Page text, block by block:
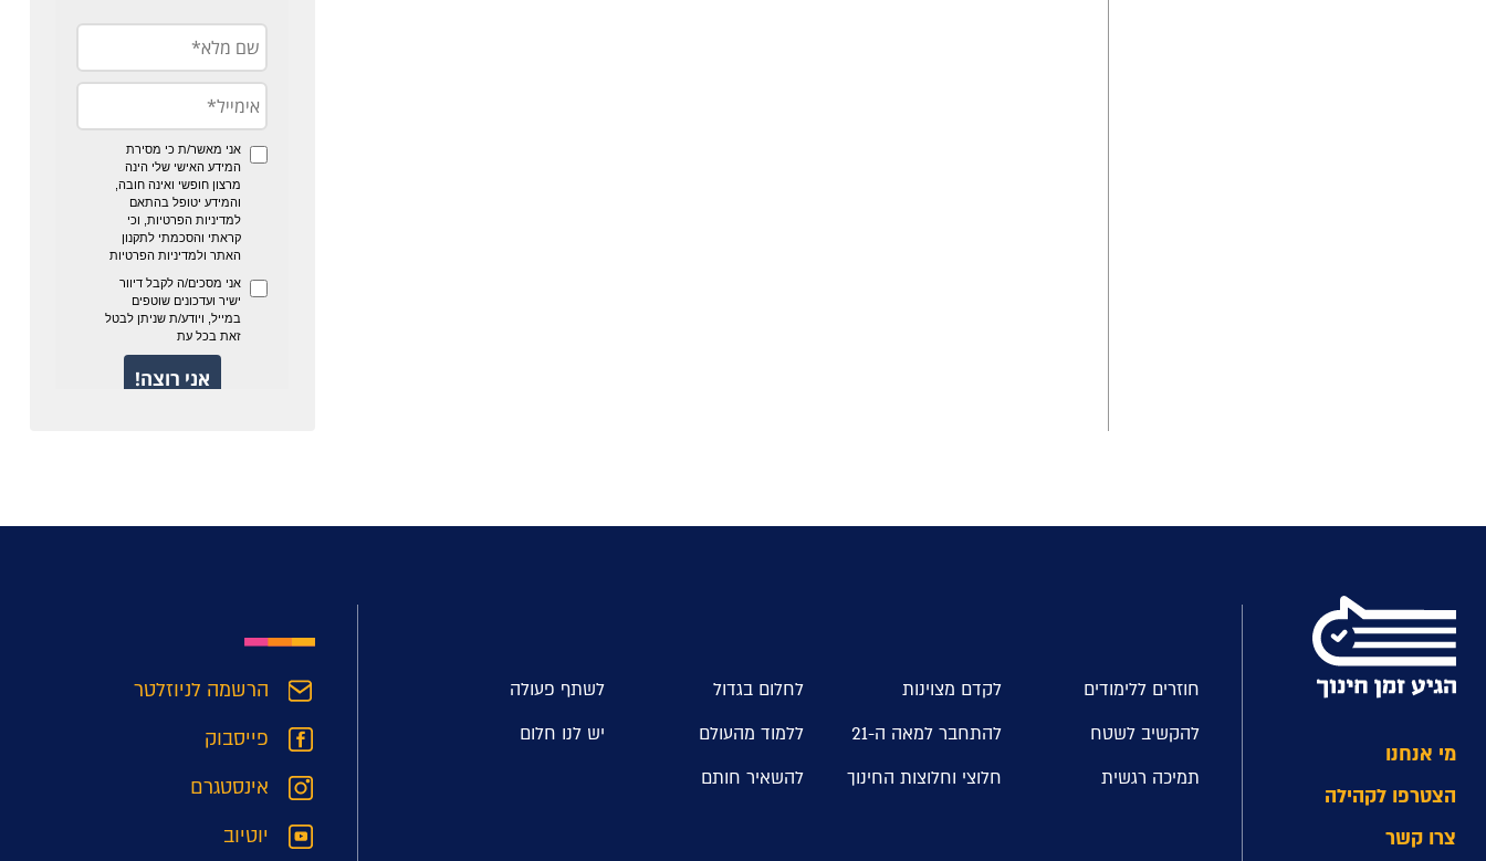
מי אנחנו
הצטרפו לקהילה
צרו קשר
חוזרים ללימודים לקדם מצוינות לחלום בגדול
לשתף פעולה
להקשיב לשטח
להתחבר למאה ה-21 ללמוד מהעולם
יש לנו חלום
תמיכה רגשית
חלוצי וחלוצות החינוך להשאיר חותם
הרשמה לניוזלטר
פייסבוק
אינסטגרם
יוטיוב